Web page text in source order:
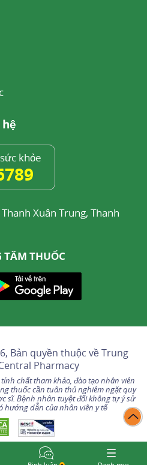
khỏe
Xuân Trung, Thanh
TÂM THUỐC
Bản quyền thuộc vềTrung
Pharmacy
chất tham khảo, đào tạo nhân viên
thuốc cần tuân thủ nghiêm ngặt quy
sĩ. Bệnh nhân tuyệt đối không tự ý sử
hướng dẫn của nhân viên y tế